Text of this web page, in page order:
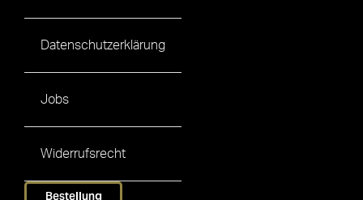
Datenschutzerklärung
Jobs
Widerrufsrecht
Bestellung